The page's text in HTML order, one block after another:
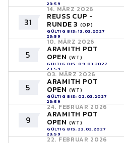
23:59
31
14. MÄRZ 2026
REUSS CUP -
RUNDE 3 (OP)
GÜLTIG BIS: 13.03.2027
23:59
5
10. MÄRZ 2026
ARAMITH POT
OPEN (WT)
GÜLTIG BIS: 09.03.2027
23:59
5
03. MÄRZ 2026
ARAMITH POT
OPEN (WT)
GÜLTIG BIS: 02.03.2027
23:59
9
24. FEBRUAR 2026
ARAMITH POT
OPEN (WT)
GÜLTIG BIS: 23.02.2027
23:59
22. FEBRUAR 2026